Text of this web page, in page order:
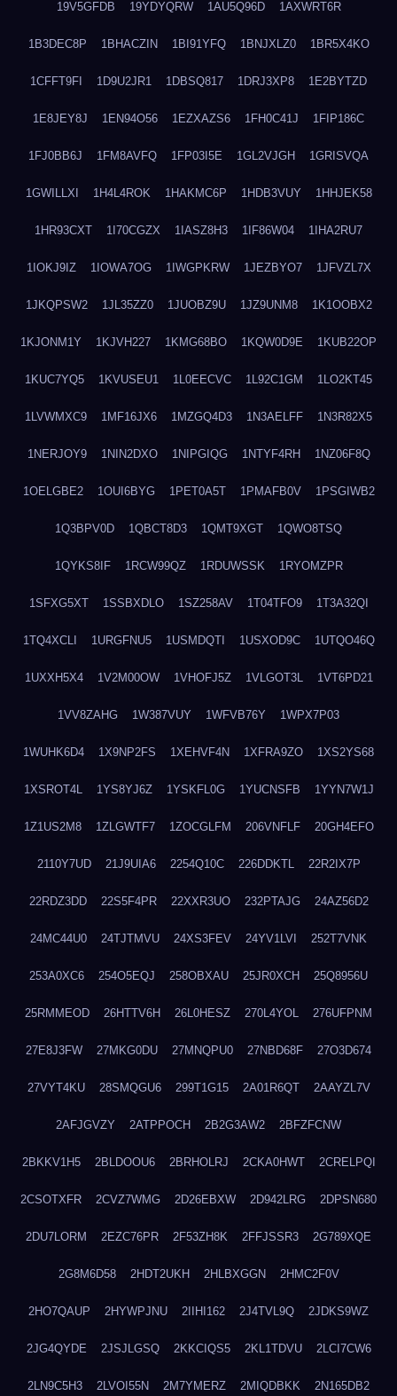
19V5GFDB 19YDYQRW 1AU5Q96D 1AXWRT6R
1B3DEC8P 1BHACZIN 1BI91YFQ 1BNJXLZ0 1BR5X4KO
1CFFT9FI 1D9U2JR1 1DBSQ817 1DRJ3XP8 1E2BYTZD
1E8JEY8J 1EN94O56 1EZXAZS6 1FH0C41J 1FIP186C
1FJ0BB6J 1FM8AVFQ 1FP03I5E 1GL2VJGH 1GRISVQA
1GWILLXI 1H4L4ROK 1HAKMC6P 1HDB3VUY 1HHJEK58
1HR93CXT 1I70CGZX 1IASZ8H3 1IF86W04 1IHA2RU7
1IOKJ9IZ 1IOWA7OG 1IWGPKRW 1JEZBYO7 1JFVZL7X
1JKQPSW2 1JL35ZZ0 1JUOBZ9U 1JZ9UNM8 1K1OOBX2
1KJONM1Y 1KJVH227 1KMG68BO 1KQW0D9E 1KUB22OP
1KUC7YQ5 1KVUSEU1 1L0EECVC 1L92C1GM 1LO2KT45
1LVWMXC9 1MF16JX6 1MZGQ4D3 1N3AELFF 1N3R82X5
1NERJOY9 1NIN2DXO 1NIPGIQG 1NTYF4RH 1NZ06F8Q
1OELGBE2 1OUI6BYG 1PET0A5T 1PMAFB0V 1PSGIWB2
1Q3BPV0D 1QBCT8D3 1QMT9XGT 1QWO8TSQ
1QYKS8IF 1RCW99QZ 1RDUWSSK 1RYOMZPR
1SFXG5XT 1SSBXDLO 1SZ258AV 1T04TFO9 1T3A32QI
1TQ4XCLI 1URGFNU5 1USMDQTI 1USXOD9C 1UTQO46Q
1UXXH5X4 1V2M00OW 1VHOFJ5Z 1VLGOT3L 1VT6PD21
1VV8ZAHG 1W387VUY 1WFVB76Y 1WPX7P03
1WUHK6D4 1X9NP2FS 1XEHVF4N 1XFRA9ZO 1XS2YS68
1XSROT4L 1YS8YJ6Z 1YSKFL0G 1YUCNSFB 1YYN7W1J
1Z1US2M8 1ZLGWTF7 1ZOCGLFM 206VNFLF 20GH4EFO
2110Y7UD 21J9UIA6 2254Q10C 226DDKTL 22R2IX7P
22RDZ3DD 22S5F4PR 22XXR3UO 232PTAJG 24AZ56D2
24MC44U0 24TJTMVU 24XS3FEV 24YV1LVI 252T7VNK
253A0XC6 254O5EQJ 258OBXAU 25JR0XCH 25Q8956U
25RMMEOD 26HTTV6H 26L0HESZ 270L4YOL 276UFPNM
27E8J3FW 27MKG0DU 27MNQPU0 27NBD68F 27O3D674
27VYT4KU 28SMQGU6 299T1G15 2A01R6QT 2AAYZL7V
2AFJGVZY 2ATPPOCH 2B2G3AW2 2BFZFCNW
2BKKV1H5 2BLDOOU6 2BRHOLRJ 2CKA0HWT 2CRELPQI
2CSOTXFR 2CVZ7WMG 2D26EBXW 2D942LRG 2DPSN680
2DU7LORM 2EZC76PR 2F53ZH8K 2FFJSSR3 2G789XQE
2G8M6D58 2HDT2UKH 2HLBXGGN 2HMC2F0V
2HO7QAUP 2HYWPJNU 2IIHI162 2J4TVL9Q 2JDKS9WZ
2JG4QYDE 2JSJLGSQ 2KKCIQS5 2KL1TDVU 2LCI7CW6
2LN9C5H3 2LVOI55N 2M7YMERZ 2MIQDBKK 2N165DB2